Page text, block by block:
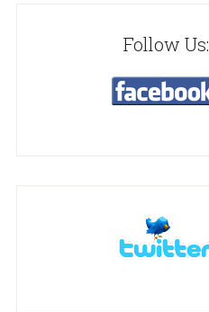
Follow Us: